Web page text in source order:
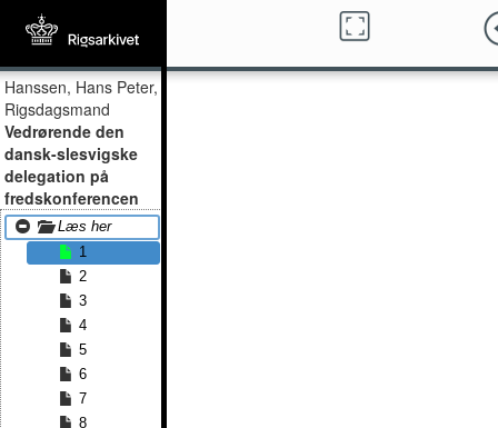
Hanssen, Hans Peter,
Rigsdagsmand
Vedrørende den
dansk-slesvigske
delegation på
fredskonferencen
Læs her
1
2
3
4
5
6
7
8